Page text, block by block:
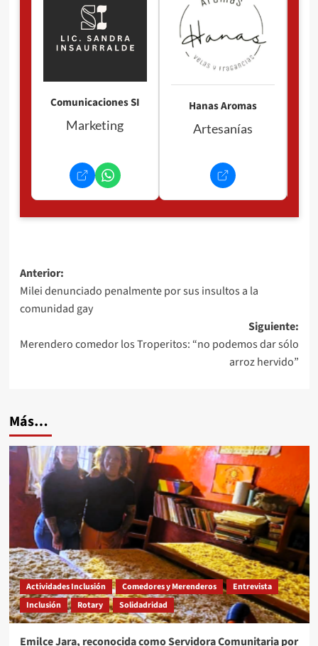
Comunicaciones SI
Marketing
Hanas Aromas
Artesanías
Navegación
de
entradas
Anterior:
Milei denunciado penalmente por sus insultos a la
comunidad gay
Siguiente:
Merendero comedor los Troperitos: “no podemos dar sólo
arroz hervido”
Más…
Actividades Inclusión Comedores y Merenderos
Entrevista
Inclusión
Rotary Solidadridad
Emilce Jara, reconocida como Servidora Comunitaria por